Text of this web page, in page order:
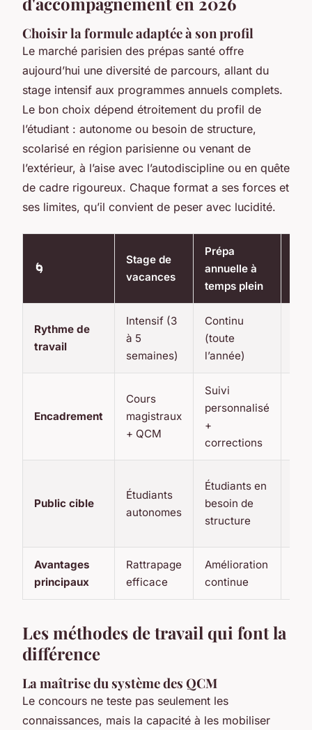
Choisir la formule adaptée à son profil
Le marché parisien des prépas santé offre
aujourd’hui une diversité de parcours, allant du
stage intensif aux programmes annuels complets.
Le bon choix dépend étroitement du profil de
l’étudiant : autonome ou besoin de structure,
scolarisé en région parisienne ou venant de
l’extérieur, à l’aise avec l’autodiscipline ou en quête
de cadre rigoureux. Chaque format a ses forces et
ses limites, qu’il convient de peser avec lucidité.
🌀
Stage de
vacances
Prépa
annuelle à
temps plein
Rythme de
travail
Intensif (3
à 5
semaines)
Continu
(toute
l’année)
Encadrement
Cours
magistraux
+ QCM
Suivi
personnalisé
+
corrections
Public cible
Étudiants
autonomes
Étudiants en
besoin de
structure
Avantages
principaux
Rattrapage
efficace
Amélioration
continue
Les méthodes de travail qui font la
différence
La maîtrise du système des QCM
Le concours ne teste pas seulement les
connaissances, mais la capacité à les mobiliser